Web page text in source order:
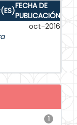
FECHA DE
PUBLICACIÓN
oct-2016
1